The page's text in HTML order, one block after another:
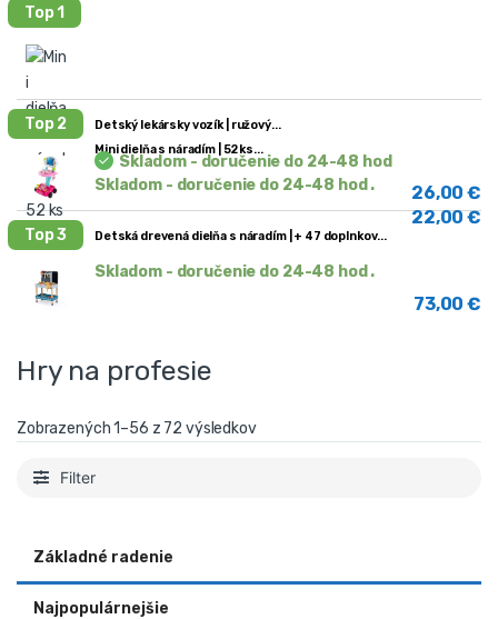
Top 1
Mini dielňa s náradím | 52 ks
22,00€
Skladom - doručenie do 24-48 hod .
Top 2 Detský lekársky vozík | ružový
26,00€
Skladom - doručenie do 24-48 hod
Top 3 Detská drevená dielňa s náradím | + 47 doplnkov
73,00€
Skladom - doručenie do 24-48 hod .
Hry na profesie
Zobrazených 1–56 z 72 výsledkov
Filter
Základné radenie
Najpopulárnejšie